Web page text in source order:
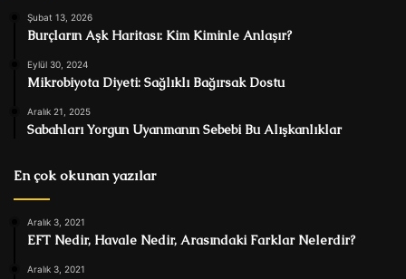
Şubat 13, 2026
Burçların Aşk Haritası: Kim Kiminle Anlaşır?
Eylül 30, 2024
Mikrobiyota Diyeti: Sağlıklı Bağırsak Dostu
Aralık 21, 2025
Sabahları Yorgun Uyanmanın Sebebi Bu Alışkanlıklar
En çok okunan yazılar
Aralık 3, 2021
EFT Nedir, Havale Nedir, Arasındaki Farklar Nelerdir?
Aralık 3, 2021